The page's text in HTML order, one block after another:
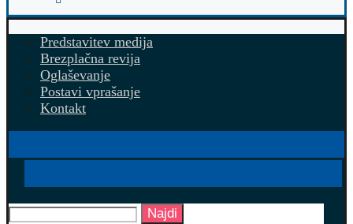
Predstavitev medija
Brezplačna revija
Oglaševanje
Postavi vprašanje
Kontakt
Najdi